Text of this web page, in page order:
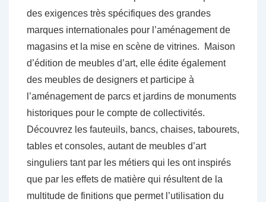
des exigences très spécifiques des grandes
marques internationales pour l’aménagement de
magasins et la mise en scène de vitrines. Maison
d’édition de meubles d’art, elle édite également
des meubles de designers et participe à
l’aménagement de parcs et jardins de monuments
historiques pour le compte de collectivités.
Découvrez les fauteuils, bancs, chaises, tabourets,
tables et consoles, autant de meubles d’art
singuliers tant par les métiers qui les ont inspirés
que par les effets de matière qui résultent de la
multitude de finitions que permet l’utilisation du